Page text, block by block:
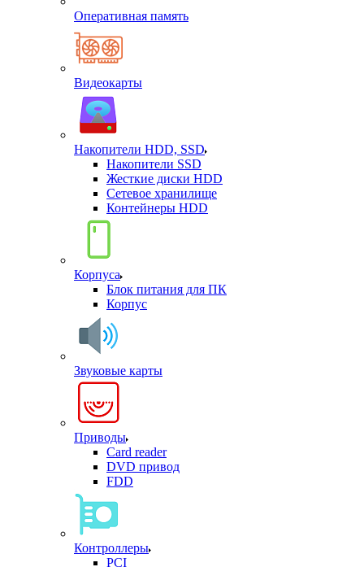
Оперативная память
Видеокарты
Накопители HDD, SSD
Накопители SSD
Жесткие диски HDD
Сетевое хранилище
Контейнеры HDD
Корпуса
Блок питания для ПК
Корпус
Звуковые карты
Приводы
Card reader
DVD привод
FDD
Контроллеры
PCI